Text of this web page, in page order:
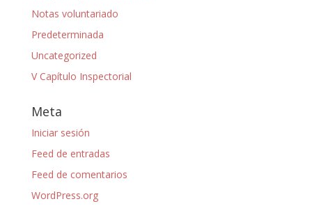
Notas voluntariado
Predeterminada
Uncategorized
V Capítulo Inspectorial
Meta
Iniciar sesión
Feed de entradas
Feed de comentarios
WordPress.org